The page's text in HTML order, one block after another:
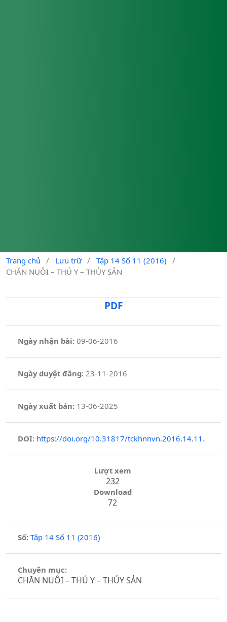
Trang chủ / Lưu trữ / Tập 14 Số 11 (2016)
/
CHĂN NUÔI – THÚ Y – THỦY SẢN
PDF
Ngày nhận bài: 09-06-2016
Ngày duyệt đăng:23-11-2016
Ngày xuất bản: 13-06-2025
DOI: https://doi.org/10.31817/tckhnnvn.2016.14.11.
Lượt xem
232
Download
72
Số: Tập 14 Số 11 (2016)
Chuyên mục:
CHĂN NUÔI – THÚ Y – THỦY SẢN